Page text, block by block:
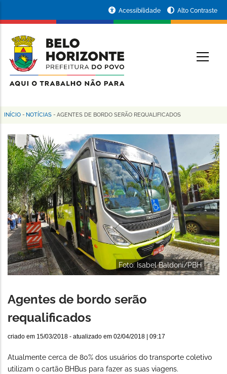
conteúdo
principal
da
Prefeitura
de
Horizonte
Acessibilidade Alto Contraste
Trilha
de
navegação
INÍCIO - NOTÍCIAS - AGENTES DE BORDO SERÃO REQUALIFICADOS
Foto: Isabel Baldoni/PBH
Agentes de bordo serão
requalificados
criado em 15/03/2018 - atualizado em 02/04/2018 | 09:17
Atualmente cerca de 80% dos usuários do transporte coletivo
utilizam o cartão BHBus para fazer as suas viagens.